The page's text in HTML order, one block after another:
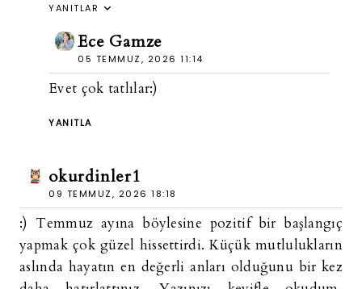
YANITLAR
Ece Gamze
05 TEMMUZ, 2026 11:14
Evet çok tatlılar:)
YANITLA
okurdinler1
09 TEMMUZ, 2026 18:18
:) Temmuz ayına böylesine pozitif bir başlangıç
yapmak çok güzel hissettirdi. Küçük mutlulukların
aslında hayatın en değerli anları olduğunu bir kez